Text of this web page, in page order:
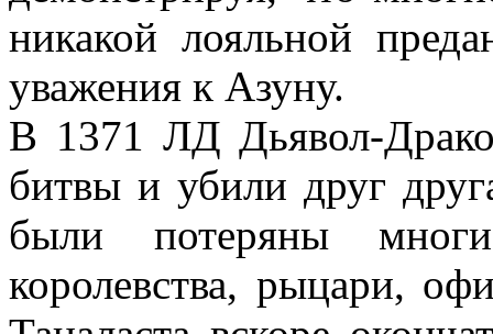
никакой лояльной
уважения к Азуну.
В 1371 ЛД Дьявол-
битвы и убили друг
были потеряны
королевства, рыцари,